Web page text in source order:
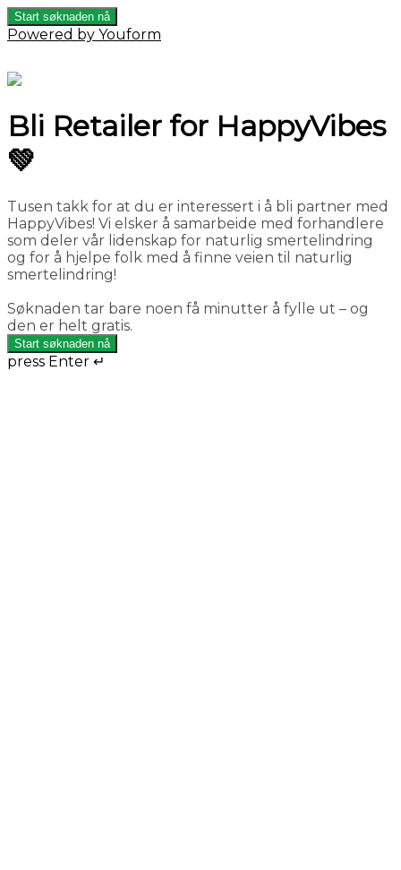
Start søknaden nå
Powered by Youform
Bli Retailer for HappyVibes
💚
Tusen takk for at du er interessert i å bli partner med
HappyVibes! Vi elsker å samarbeide med forhandlere
som deler vår lidenskap for naturlig smertelindring
og for å hjelpe folk med å finne veien til naturlig
smertelindring!
Søknaden tar bare noen få minutter å fylle ut – og
den er helt gratis.
Start søknaden nå
press Enter ↵